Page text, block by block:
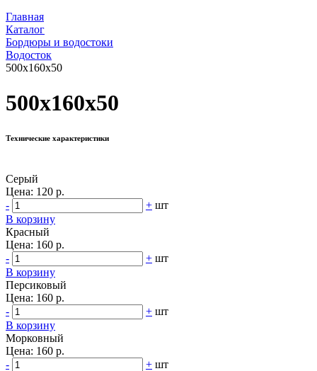
Главная
Каталог
Бордюры и водостоки
Водосток
500x160x50
500x160x50
Технические характеристики
Серый
Цена: 120 р.
-
+ шт
В корзину
Красный
Цена: 160 р.
-
+ шт
В корзину
Персиковый
Цена: 160 р.
-
+ шт
В корзину
Морковный
Цена: 160 р.
-
+ шт